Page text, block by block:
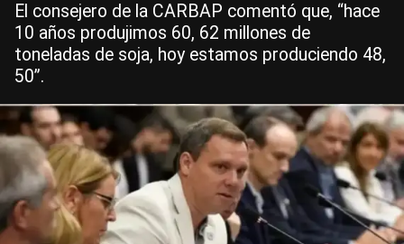
El consejero de la CARBAP comentó que, “hace
10 años produjimos 60, 62 millones de
toneladas de soja, hoy estamos produciendo 48,
50”.